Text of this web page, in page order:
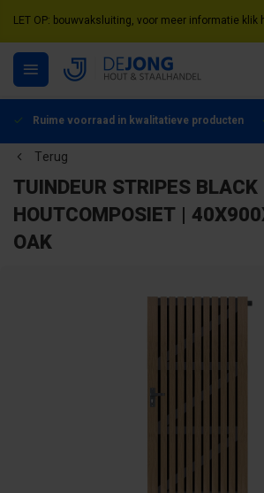
LET OP: bouwvaksluiting, voor meer informatie klik
Ruime voorraad in kwalitatieve producten
Terug
TUINDEUR STRIPES BLACK
HOUTCOMPOSIET |
OAK